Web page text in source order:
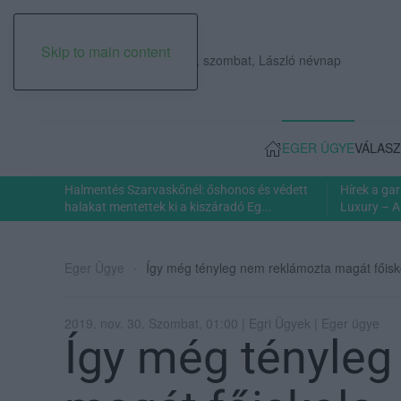
Skip to main content
2026. augusztus 08., szombat, László névnap
EGER ÜGYE
Halmentés Szarvaskőnél: őshonos és védett
halakat mentettek ki a kiszáradó Eg...
Hírek a
Luxury –
Eger Ügye Így még tényleg nem reklámozta magát
2019. nov. 30. Szombat, 01:00 | Egri Ügyek | Eger ügye
Így még